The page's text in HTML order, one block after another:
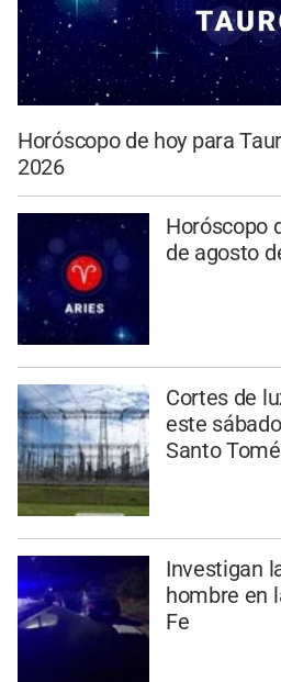
Horóscopo de hoy para
2026
Horóscopo
de agosto
Cortes de
este
Santo Tomé
Investigan
hombre en
Fe